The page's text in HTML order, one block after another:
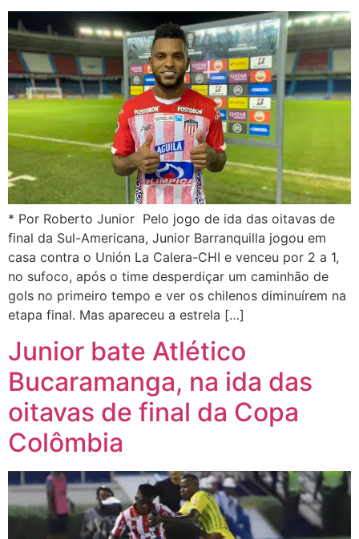
* Por Roberto Junior Pelo jogo de ida das oitavas de
final da Sul-Americana, Junior Barranquilla jogou em
casa contra o Unión La Calera-CHI e venceu por 2 a 1,
no sufoco, após o time desperdiçar um caminhão de
gols no primeiro tempo e ver os chilenos diminuírem na
etapa final. Mas apareceu a estrela […]
Junior bate Atlético
Bucaramanga, na ida das
oitavas de final da Copa
Colômbia